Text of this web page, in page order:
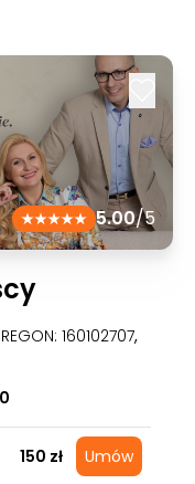
5.00/5
160102707,
150 zł Umów